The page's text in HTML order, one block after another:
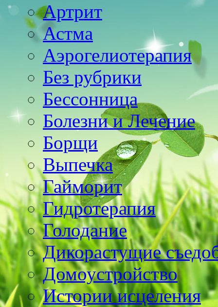
Артрит
Астма
Аэрогелиотерапия
Без рубрики
Бессонница
Болезни и Лечение
Борщи
Выпечка
Гайморит
Гидротерапия
Голодание
Дикорастущие
Домоустройство
Истории исцеления